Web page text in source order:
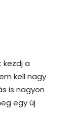
kezdj a
kell nagy
is nagyon
egy új